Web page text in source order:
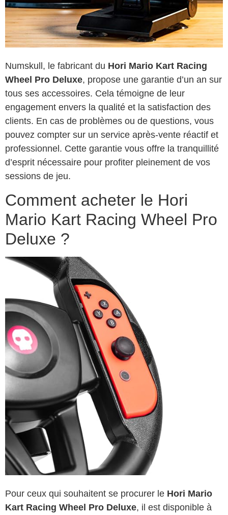
Numskull, le fabricant du Hori Mario Kart Racing
Wheel Pro Deluxe, propose une garantie d’un an sur
tous ses accessoires. Cela témoigne de leur
engagement envers la qualité et la satisfaction des
clients. En cas de problèmes ou de questions, vous
pouvez compter sur un service après-vente réactif et
professionnel. Cette garantie vous offre la tranquillité
d’esprit nécessaire pour profiter pleinement de vos
sessions de jeu.
Comment acheter le Hori
Mario Kart Racing Wheel Pro
Deluxe ?
Pour ceux qui souhaitent se procurer le Hori Mario
Kart Racing Wheel Pro Deluxe, il est disponible à